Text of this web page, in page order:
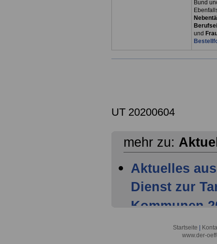
Bund
und
UT 20200604
mehr zu:
Aktuelles
Dienst zur
Kommunen
Mitglieder
Startseite
www.der-